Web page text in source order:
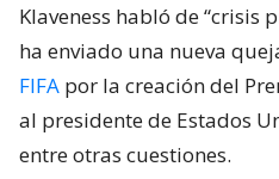
Klaveness habló de “crisis
ha enviado una nueva
FIFA por la creación del
al presidente de Estados
entre otras cuestiones.